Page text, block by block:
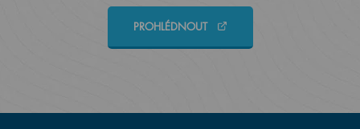
PROHLÉDNOUT